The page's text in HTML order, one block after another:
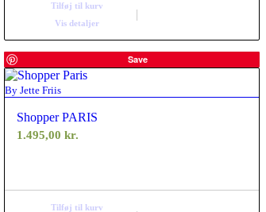
Tilføj til kurv
Vis detaljer
Save
By Jette Friis
Shopper PARIS
1.495,00 kr.
Tilføj til kurv